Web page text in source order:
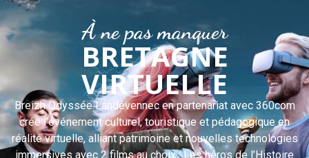
À ne pas manquer
BRETAGNE
VIRTUELLE
Breizh Odyssée Landévennec en partenariat avec 360com
crée l’événement culturel, touristique et pédagogique en
réalité virtuelle, alliant patrimoine et nouvelles technologies
immersives avec 2 films au choix : Les héros de l’Histoire